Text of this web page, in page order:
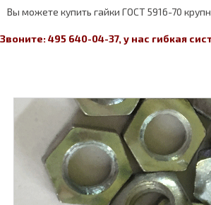
Вы можете купить гайки ГОСТ 5916-70
Звоните: 495 640-04-37, у нас гибкая